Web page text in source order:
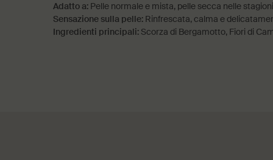
Adatto a: Pelle normale e mista, pelle secca nelle
Sensazione sulla pelle: Rinfrescata, calma e
Ingredienti principali: Scorza di Bergamotto, Fiori di